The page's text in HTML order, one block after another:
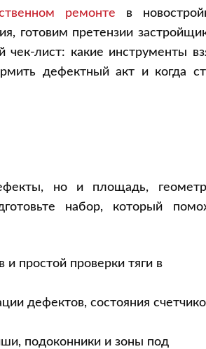
ремонте в
готовим претензии
лист: какие инструменты
дефектный акт и когда
но и площадь,
набор, который
и простой проверки тяги в
дефектов, состояния
подоконники и зоны под